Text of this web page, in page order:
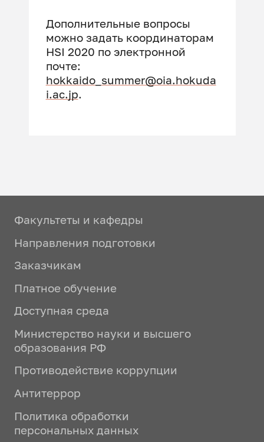
Дополнительные вопросы
можно задать координаторам
HSI 2020 по электронной
почте:
hokkaido_summer@oia.hokuda
i.ac.jp.
Факультеты и кафедры
Направления подготовки
Заказчикам
Платное обучение
Доступная среда
Министерство науки и высшего
образования РФ
Противодействие коррупции
Антитеррор
Политика обработки
персональных данных